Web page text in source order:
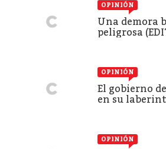
OPINIÓN
Una demora
peligrosa
OPINIÓN
El gobierno
en su
OPINIÓN